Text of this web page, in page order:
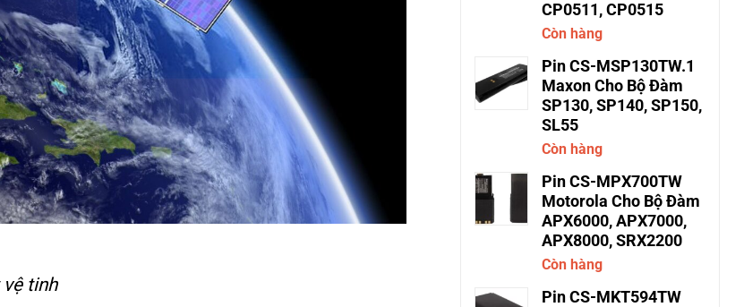
tinh
CP0511, CP0515
Còn hàng
Pin CS-MSP130TW.1
Maxon Cho Bộ Đàm
SP130, SP140, SP150,
SL55
Còn hàng
Pin CS-MPX700TW
Motorola Cho Bộ Đàm
APX6000, APX7000,
APX8000, SRX2200
Còn hàng
Pin CS-MKT594TW